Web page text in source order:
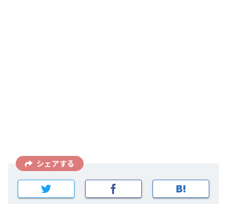
シェアする